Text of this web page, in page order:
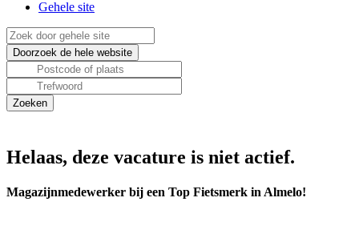
Gehele site
Helaas, deze vacature is niet actief.
Magazijnmedewerker bij een Top Fietsmerk in Almelo!